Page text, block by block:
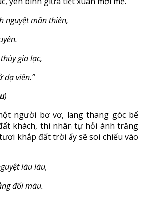
nguyệt mãn thiên,
gia lạc,
dạ viên.”
)
người bơ vơ, lang thang góc bể
khách, thi nhân tự hỏi ánh trăng
khắp đất trời ấy sẽ soi chiếu vào
làu làu,
đổi màu.